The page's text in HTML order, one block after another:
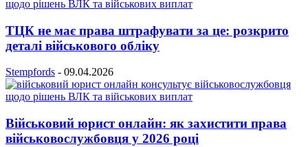
ТЦК не має права штрафувати за це: розкрито
деталі військового обліку
Stempfords - 09.04.2026
Військовий юрист онлайн: як захистити права
військовослужбовця у 2026 році